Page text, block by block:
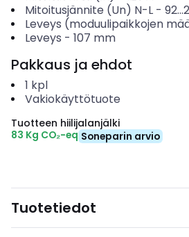
Mitoitusjännite (Un) N-L-
Leveys (moduulipaikkojen
Leveys - 107 mm
Pakkaus ja ehdot
1 kpl
Vakiokäyttötuote
Tuotteen hiilijalanjälki
83 Kg CO₂-eq Soneparin arvio
Tuotetiedot